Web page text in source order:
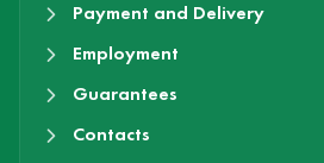
Payment and Delivery
Employment
Guarantees
Contacts